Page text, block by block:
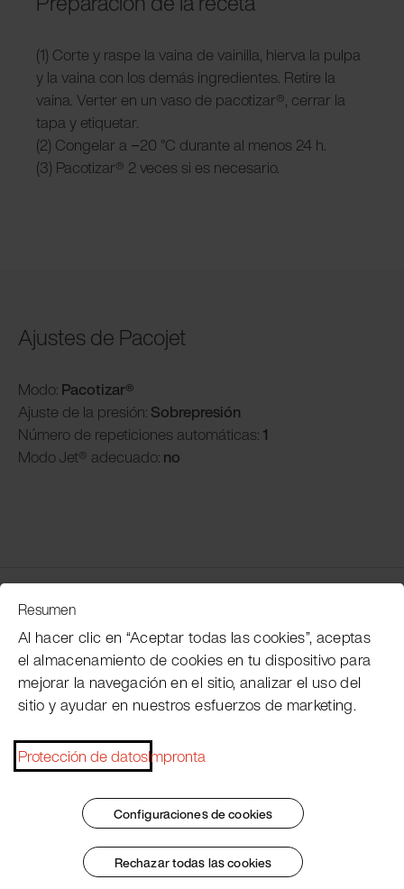
(1) Corte y raspe la vaina de vainilla, hierva la pulpa
y la vaina con los demás ingredientes. Retire la
vaina. Verter en un vaso de pacotizar®, cerrar la
tapa y etiquetar.
(2) Congelar a −20 °C durante al menos 24 h.
(3) Pacotizar® 2 veces si es necesario.
Ajustes de Pacojet
Modo: Pacotizar®
Ajuste de la presión: Sobrepresión
Número de repeticiones automáticas: 1
ModoJet® adecuado: no
Servicio de atención al cliente
Subscribe Pacojet Newsletter
Would you like to be regularly updated on news, event
Pie de imprenta Condiciones generales
Protección de datos
Resumen
Al hacer clic en “Aceptar todas las cookies”, aceptas
el almacenamiento de cookies en tu dispositivo para
mejorar la navegación en el sitio, analizar el uso del
sitio y ayudar en nuestros esfuerzos de marketing.
Protección de datosImpronta
Configuraciones de cookies
Rechazar todas las cookies